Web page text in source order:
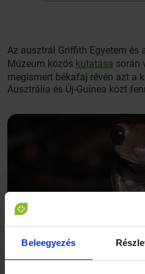
Beleegyezés
Az ausztrál Griffith Egyetem és
Múzeum közös kutatása során
megismert békafaj révén azt a
Ausztrália és Új-Guinea közt